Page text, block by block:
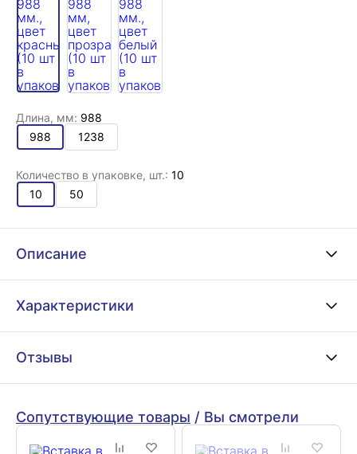
Длина, мм: 988
988
1238
Количество в упаковке, шт.: 10
10
50
Описание
Характеристики
Отзывы
Сопутствующие товары / Вы смотрели